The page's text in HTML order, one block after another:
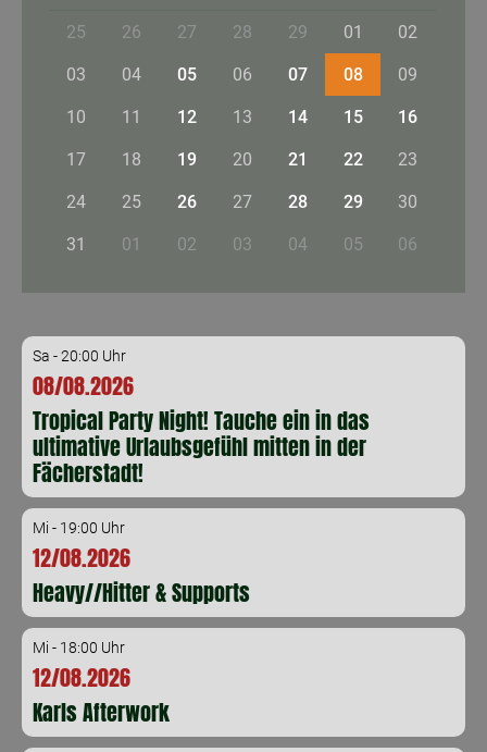
25 26 27 28 29 01 02
03 04 05 06 07 08 09
10 11 12 13 14 15 16
17 18 19 20 21 22 23
24 25 26 27 28 29 30
31 01 02 03 04 05 06
Sa - 20:00 Uhr
08/08.2026
Tropical Party Night! Tauche ein in das
ultimative Urlaubsgefühl mitten in der
Fächerstadt!
Mi - 19:00 Uhr
12/08.2026
Heavy//Hitter & Supports
Mi - 18:00 Uhr
12/08.2026
Karls Afterwork